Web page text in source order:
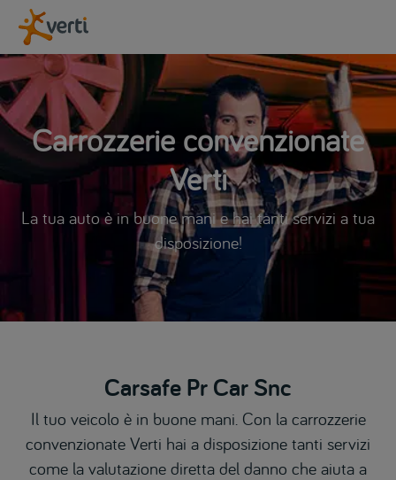
Carrozzerie convenzionate
Verti
La tua auto è in buone mani e hai tanti servizi a tua
disposizione!
Carsafe Pr Car Snc
Il tuo veicolo è in buone mani. Con la carrozzerie
convenzionate Verti hai a disposizione tanti servizi
come la valutazione diretta del danno che aiuta a